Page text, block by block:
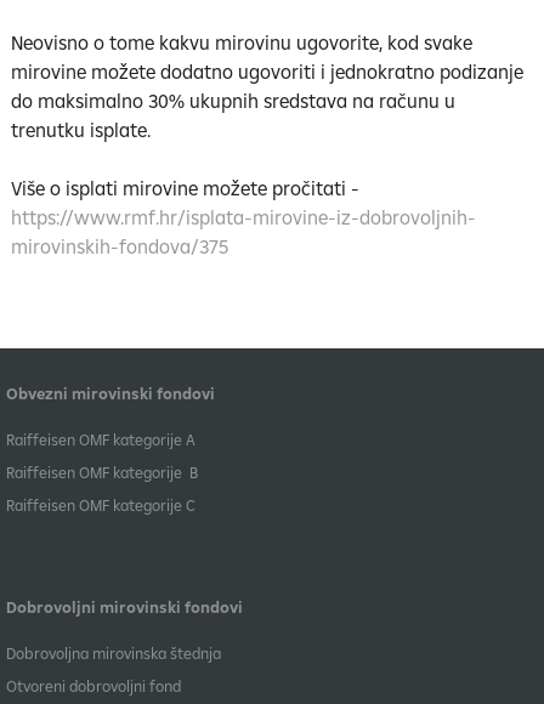
Neovisno o tome kakvu mirovinu ugovorite, kod svake
mirovine možete dodatno ugovoriti i jednokratno podizanje
do maksimalno 30% ukupnih sredstava na računu u
trenutku isplate.
Više o isplati mirovine možete pročitati -
https://www.rmf.hr/isplata-mirovine-iz-dobrovoljnih-
mirovinskih-fondova/375
Obvezni mirovinski fondovi
​Raiffeisen OMF kategorije A
Raiffeisen OMF kategorije B
​Raiffeisen OMF kategorije C
Dobrovoljni mirovinski fondovi
Dobrovoljna mirovinska štednja
Otvoreni dobrovoljni fond